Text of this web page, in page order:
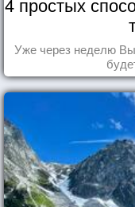
Уже через неделю Вы